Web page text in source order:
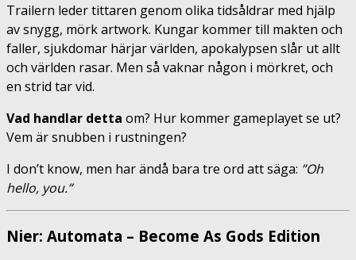
Trailern leder tittaren genom olika tidsåldrar med hjälp
av snygg, mörk artwork. Kungar kommer till makten och
faller, sjukdomar härjar världen, apokalypsen slår ut allt
och världen rasar. Men så vaknar någon i mörkret, och
en strid tar vid.
Vad handlar detta om? Hur kommer gameplayet se ut?
Vem är snubben i rustningen?
I don’t know, men har ändå bara tre ord att säga: ”Oh
hello, you.”
Nier: Automata – Become As Gods Edition